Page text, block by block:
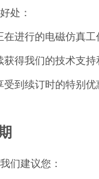
处：
进行的电磁仿真工
得我们的技术支
到续订时的特别优
们建议您：